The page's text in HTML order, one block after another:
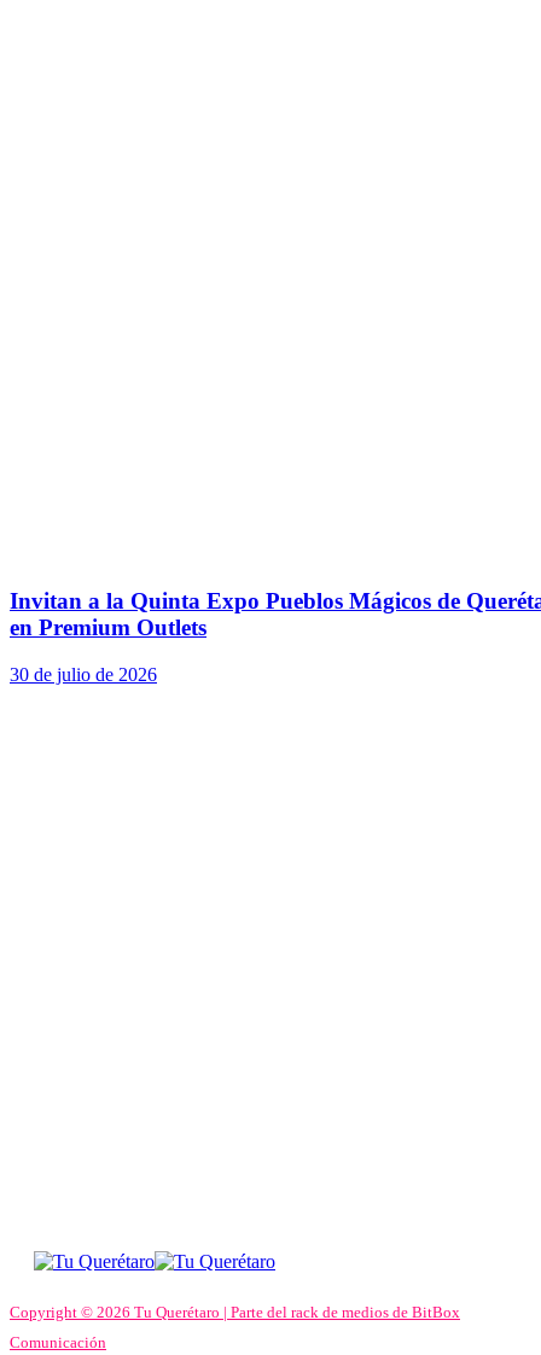
Invitan a la Quinta Expo Pueblos Mágicos de
en Premium Outlets
30 de julio de 2026
Copyright © 2026 Tu Querétaro | Parte del rack de medios de BitBox
Comunicación